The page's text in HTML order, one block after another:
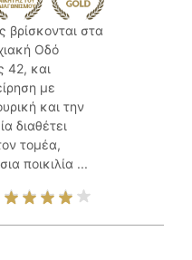
βρίσκονται στα
Οδό
42, και
με
και την
διαθέτει
τομέα,
ποικιλία ...